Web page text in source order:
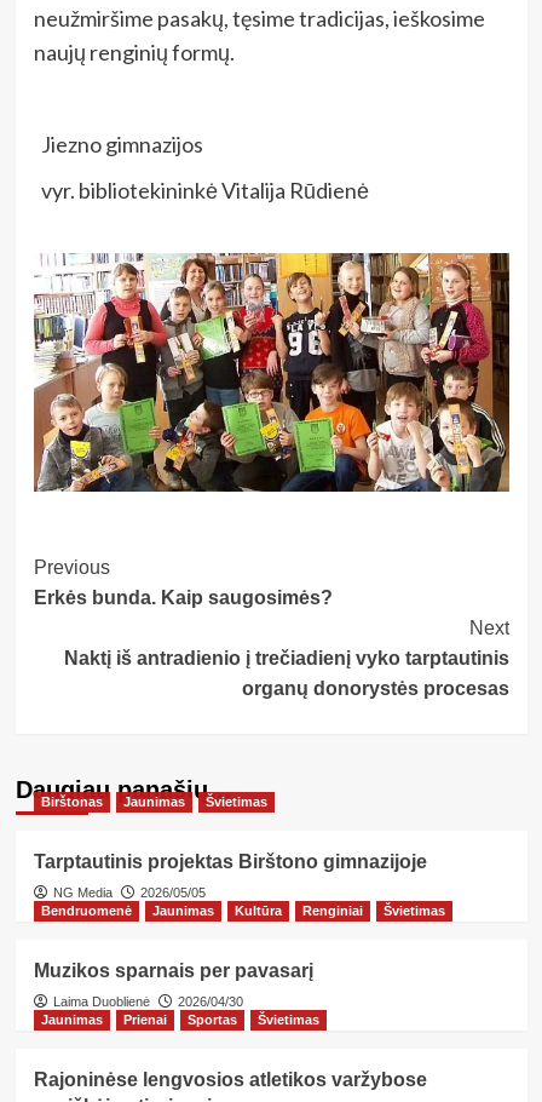
neužmiršime pasakų, tęsime tradicijas, ieškosime
naujų renginių formų.
Jiezno gimnazijos
vyr. bibliotekininkė Vitalija Rūdienė
Post
Navigation
Previous
Erkės bunda. Kaip saugosimės?
Next
Naktį iš antradienio į trečiadienį vyko tarptautinis
organų donorystės procesas
Daugiau panašių…
Birštonas Jaunimas Švietimas
Tarptautinis projektas Birštono gimnazijoje
NG Media
2026/05/05
Bendruomenė
Jaunimas Kultūra Renginiai Švietimas
Muzikos sparnais per pavasarį
Laima Duoblienė
2026/04/30
Jaunimas
Prienai Sportas Švietimas
Rajoninėse lengvosios atletikos varžybose